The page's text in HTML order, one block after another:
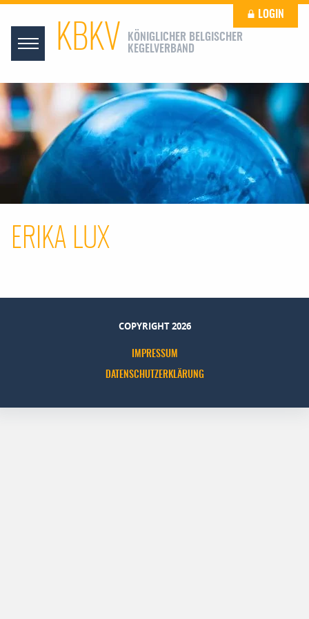
KBKV
KÖNIGLICHER BELGISCHER
KEGELVERBAND
LOGIN
ERIKA LUX
COPYRIGHT 2026
IMPRESSUM
DATENSCHUTZERKLÄRUNG